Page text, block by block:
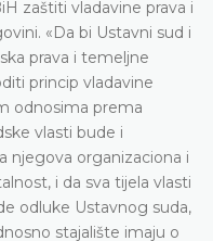
zaštiti vladavine prava i
«Da bi Ustavni sud i
prava i temeljne
princip vladavine
odnosima prema
vlasti bude i
njegova organizaciona i
i da sva tijela vlasti
odluke Ustavnog suda,
stajalište imaju o